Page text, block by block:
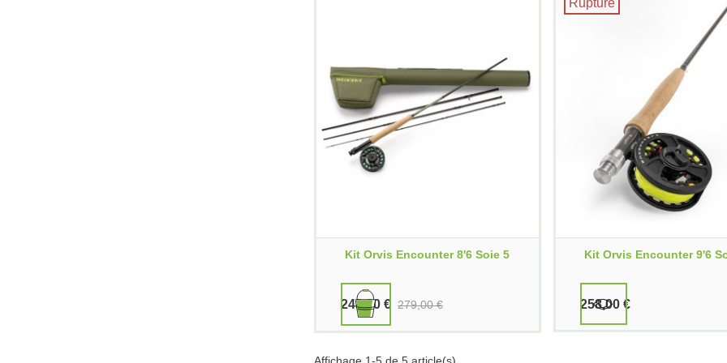
Kit Orvis Encounter 8'6 Soie 5
248,00 € 279,00 €
Rupture
Kit Orvis Encounter 9'6
258,00 €